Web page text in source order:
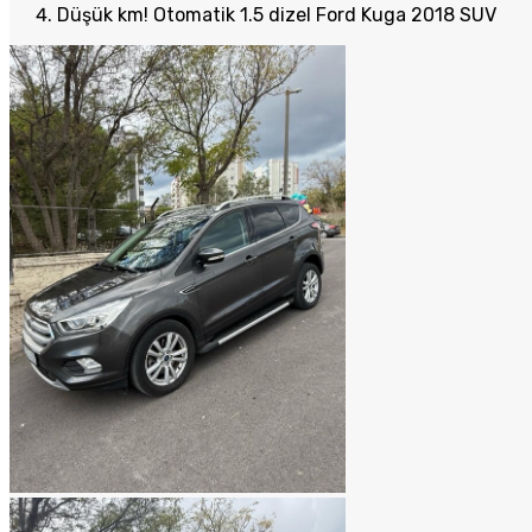
Düşük km! Otomatik 1.5 dizel Ford Kuga 2018 SUV